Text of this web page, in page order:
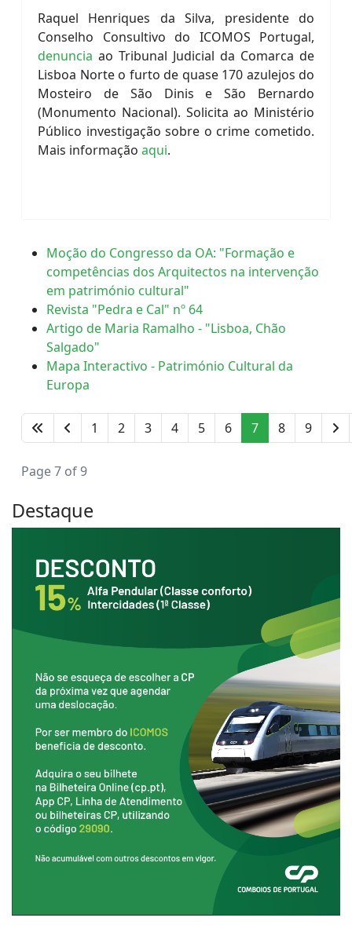
Raquel Henriques da Silva, presidente do
Conselho Consultivo do ICOMOS Portugal,
denuncia ao Tribunal Judicial da Comarca de
Lisboa Norte o furto de quase 170 azulejos do
Mosteiro de São Dinis e São Bernardo
(Monumento Nacional). Solicita ao Ministério
Público investigação sobre o crime cometido.
Mais informação aqui.
Moção do Congresso da OA: "Formação e
competências dos Arquitectos na intervenção
em património cultural"
Revista "Pedra e Cal" nº 64
Artigo de Maria Ramalho - "Lisboa, Chão
Salgado"
Mapa Interactivo - Património Cultural da
Europa
1 2 3 4 5 6 7 8 9
Page 7 of 9
Destaque